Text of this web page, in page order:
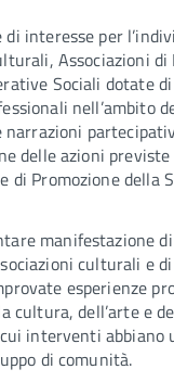
interesse per
Associazioni di
Sociali dotate
nell’ambito
narrazioni
delle azioni
di Promozione della
manifestazione
culturali e
esperienze
cultura, dell’arte e
interventi abbiano
di comunità.